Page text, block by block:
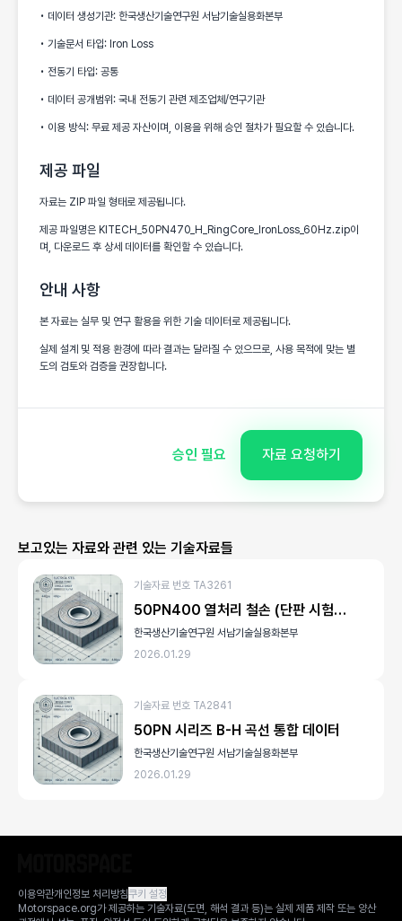
• 데이터 생성기관: 한국생산기술연구원 서남기술실용화본부
• 기술문서 타입: Iron Loss
• 전동기 타입: 공통
• 데이터 공개범위: 국내 전동기 관련 제조업체/연구기관
• 이용 방식: 무료 제공 자산이며, 이용을 위해 승인 절차가 필요할 수 있습니다.
제공 파일
자료는 ZIP 파일 형태로 제공됩니다.
제공 파일명은 KITECH_50PN470_H_RingCore_IronLoss_60Hz.zip이
며, 다운로드 후 상세 데이터를 확인할 수 있습니다.
안내 사항
본 자료는 실무 및 연구 활용을 위한 기술 데이터로 제공됩니다.
실제 설계 및 적용 환경에 따라 결과는 달라질 수 있으므로, 사용 목적에 맞는 별
도의 검토와 검증을 권장합니다.
승인 필요 자료 요청하기
보고있는 자료와 관련 있는 기술자료들
기술자료 번호 TA3261
50PN400 열처리 철손 (단판 시험법, 100Hz)
한국생산기술연구원 서남기술실용화본부
2026.01.29
기술자료 번호 TA2841
50PN 시리즈 B-H 곡선 통합 데이터
한국생산기술연구원 서남기술실용화본부
2026.01.29
이용약관개인정보 처리방침쿠키 설정
Motorspace.org가 제공하는 기술자료(도면, 해석 결과 등)는 실제 제품 제작 또는 양산